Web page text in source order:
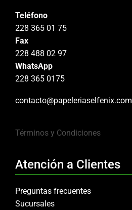
Teléfono
228 365 01 75
Fax
228 488 02 97
WhatsApp
228 365 0175
contacto@papeleriaselfenix.com
Términos y Condiciones
Atención a Clientes
Preguntas frecuentes
Sucursales